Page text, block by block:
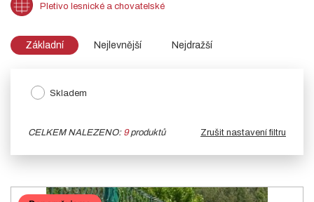
Pletivo lesnické a chovatelské
Základní Nejlevnější Nejdražší
Skladem
CELKEM NALEZENO: 9produktů Zrušit nastavení filtru